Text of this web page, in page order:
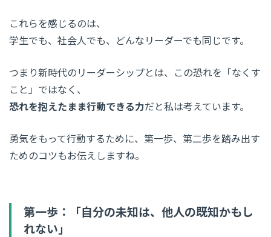
これらを感じるのは、
学生でも、社会人でも、どんなリーダーでも同じです。
つまり新時代のリーダーシップとは、この恐れを「なくす
こと」ではなく、
恐れを抱えたまま行動できる力だと私は考えています。
勇気をもって行動するために、第一歩、第二歩を踏み出す
ためのコツもお伝えしますね。
第一歩：「自分の未知は、他人の既知かもし
れない」